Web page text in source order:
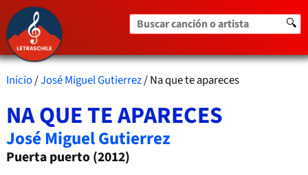
Buscar canción o artista 🔍
Inicio/José Miguel Gutierrez/ Na que te apareces
NA QUE TE APARECES
José Miguel Gutierrez
Puerta puerto (2012)